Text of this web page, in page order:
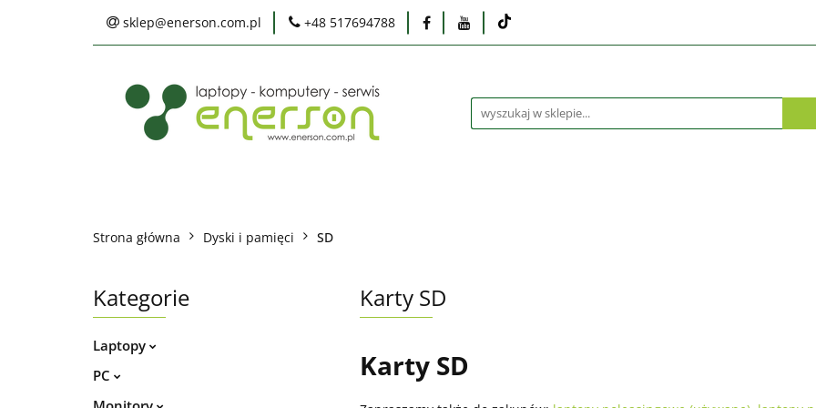
sklep@enerson.com.pl +48 517694788
Serwis
Praca Ochrona środowiska
Laptopy PC Monitory
Karty graficzne Akcesoria Telefony i tablety Serwis Praca
Strona główna Dyski i pamięci SD
Kategorie
Laptopy
PC
Karty SD
Karty SD